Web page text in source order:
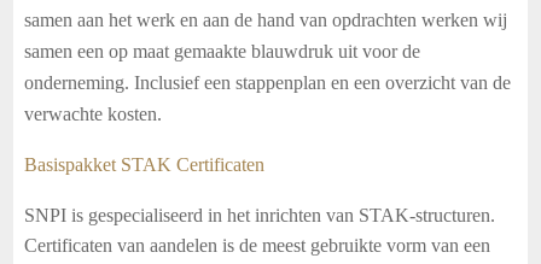
samen aan het werk en aan de hand van opdrachten werken wij
samen een op maat gemaakte blauwdruk uit voor de
onderneming. Inclusief een stappenplan en een overzicht van de
verwachte kosten.
Basispakket STAK Certificaten
SNPI is gespecialiseerd in het inrichten van STAK-structuren.
Certificaten van aandelen is de meest gebruikte vorm van een